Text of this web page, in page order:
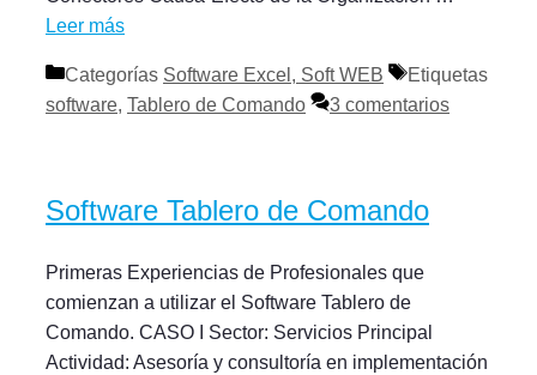
Leer más
Categorías Software Excel, Soft WEB
Etiquetas
software, Tablero de Comando 3 comentarios
Software Tablero de Comando
Primeras Experiencias de Profesionales que
comienzan a utilizar el Software Tablero de
Comando. CASO I Sector: Servicios Principal
Actividad: Asesoría y consultoría en implementación